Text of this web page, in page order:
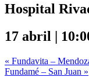
Hospital
17 abril |
« Fundavita –
Fundamé – San Juan »